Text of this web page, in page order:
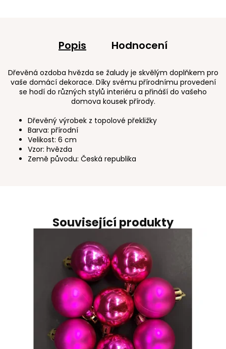
Související produkty
Popis Hodnocení
Dřevěná ozdoba hvězda se žaludy je skvělým doplňkem pro
vaše domácí dekorace. Díky svému přírodnímu provedení
se hodí do různých stylů interiéru a přináší do vašeho
domova kousek přírody.
Dřevěný výrobek z topolové překližky
Barva: přírodní
Velikost: 6 cm
Vzor: hvězda
Země původu: Česká republika